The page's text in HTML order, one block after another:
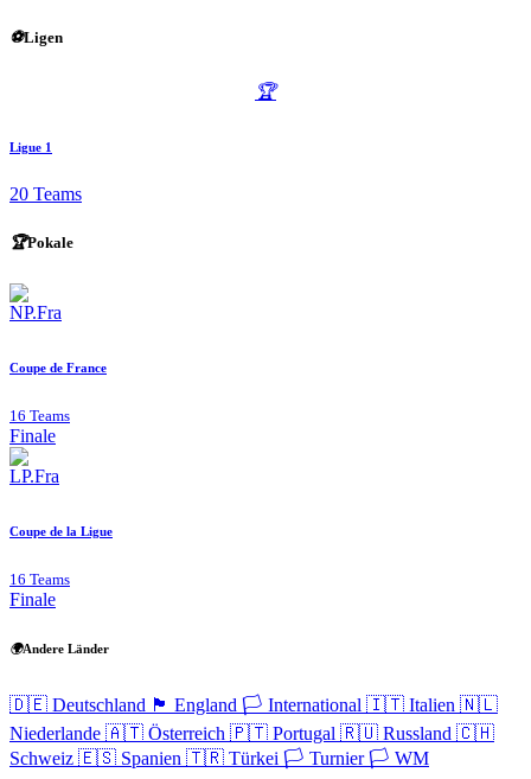
⚽Ligen
🏆
Ligue 1
20 Teams
🏆Pokale
Coupe de France
16 Teams
Finale
Coupe de la Ligue
16 Teams
Finale
🌍Andere Länder
🇩🇪 Deutschland 🏴󠁧󠁢󠁥󠁮󠁧󠁿 England 🏳️ International 🇮🇹 Italien 🇳🇱
Niederlande 🇦🇹 Österreich 🇵🇹 Portugal 🇷🇺 Russland 🇨🇭
Schweiz 🇪🇸 Spanien 🇹🇷 Türkei 🏳️ Turnier🏳️ WM